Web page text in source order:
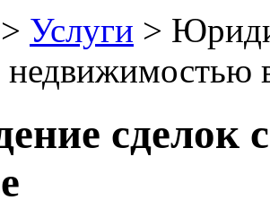
> Услуги >
недвижимостью
сделок